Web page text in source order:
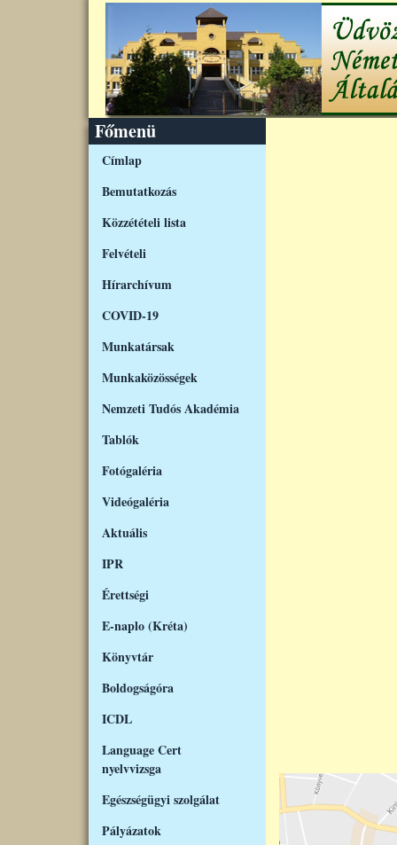
Ugrás a tartalomra
Főmenü
Címlap
Bemutatkozás
Közzétételi lista
Felvételi
Hírarchívum
COVID-19
Munkatársak
Munkaközösségek
Nemzeti Tudós Akadémia
Tablók
Fotógaléria
Videógaléria
Aktuális
IPR
Érettségi
E-naplo (Kréta)
Könyvtár
Boldogságóra
ICDL
Language Cert
nyelvvizsga
Egészségügyi szolgálat
Pályázatok